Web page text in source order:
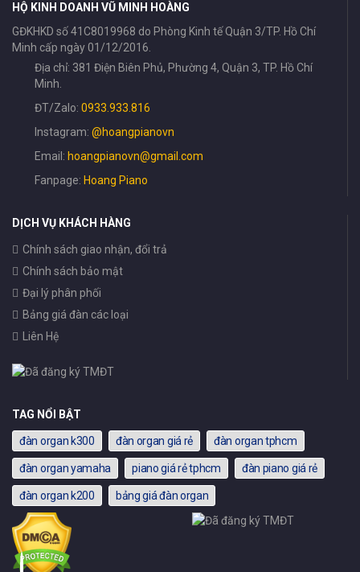
HỘ KINH DOANH VŨ MINH HOÀNG
GĐKHKD số 41C8019968 do Phòng Kinh tế Quận 3/TP. Hồ Chí
Minh cấp ngày 01/12/2016.
Địa chỉ: 381 Điện Biên Phủ, Phường 4, Quận 3, TP. Hồ Chí
Minh.
ĐT/Zalo: 0933.933.816
Instagram: @hoangpianovn
Email: hoangpianovn@gmail.com
Fanpage: Hoang Piano
DỊCH VỤ KHÁCH HÀNG
Chính sách giao nhận, đổi trả
Chính sách bảo mật
Đại lý phân phối
Bảng giá đàn các loại
Liên Hệ
TAG NỔI BẬT
đàn organ k300 đàn organ giá rẻ đàn organ tphcm
đàn organ yamaha piano giá rẻ tphcm đàn piano giá rẻ
đàn organ k200 bảng giá đàn organ